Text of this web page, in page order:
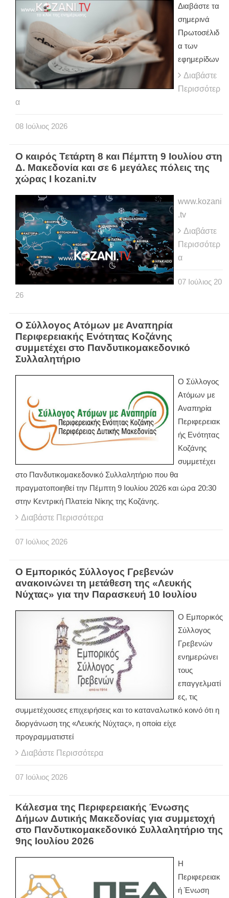
Διαβάστε τα
σημερινά
Πρωτοσέλιδ
α των
εφημερίδων
Διαβάστε
Περισσότερ
α
08 Ιούλιος 2026
Ο καιρός Τετάρτη 8 και Πέμπτη 9 Ιουλίου στη
Δ. Μακεδονία και σε 6 μεγάλες πόλεις της
χώρας Ι kozani.tv
www.kozani
.tv
Διαβάστε
Περισσότερ
α
07 Ιούλιος 20
26
Ο Σύλλογος Ατόμων με Αναπηρία
Περιφερειακής Ενότητας Κοζάνης
συμμετέχει στο Πανδυτικομακεδονικό
Συλλαλητήριο
Ο Σύλλογος
Ατόμων με
Αναπηρία
Περιφερειακ
ής Ενότητας
Κοζάνης
συμμετέχει
στο Πανδυτικομακεδονικό Συλλαλητήριο που θα
πραγματοποιηθεί την Πέμπτη 9 Ιουλίου 2026 και ώρα 20:30
στην Κεντρική Πλατεία Νίκης της Κοζάνης.
Διαβάστε Περισσότερα
07 Ιούλιος 2026
Ο Εμπορικός Σύλλογος Γρεβενών
ανακοινώνει τη μετάθεση της «Λευκής
Νύχτας» για την Παρασκευή 10 Ιουλίου
Ο Εμπορικός
Σύλλογος
Γρεβενών
ενημερώνει
τους
επαγγελματί
ες, τις
συμμετέχουσες επιχειρήσεις και το καταναλωτικό κοινό ότι η
διοργάνωση της «Λευκής Νύχτας», η οποία είχε
προγραμματιστεί
Διαβάστε Περισσότερα
07 Ιούλιος 2026
Κάλεσμα της Περιφερειακής Ένωσης
Δήμων Δυτικής Μακεδονίας για συμμετοχή
στο Πανδυτικομακεδονικό Συλλαλητήριο της
9ης Ιουλίου 2026
Η
Περιφερειακ
ή Ένωση